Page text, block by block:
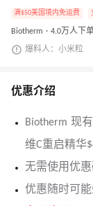
满$50美国境内免运费
Biotherm · 4.0万人下
爆料人：小米粒
优惠介绍
Biotherm 现
维C重启精华
无需使用优惠
优惠随时可能